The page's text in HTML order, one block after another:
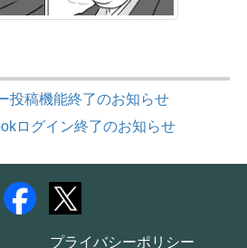
投稿機能終了のお知らせ
ログイン終了のお知らせ
プライバシーポリシー